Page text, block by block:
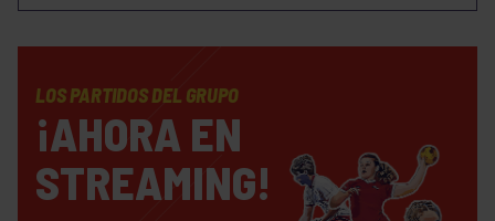
LOS PARTIDOS DEL GRUPO
¡AHORA EN
STREAMING!